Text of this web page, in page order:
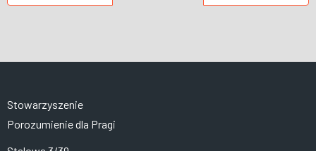
Stowarzyszenie
Porozumienie dla Pragi